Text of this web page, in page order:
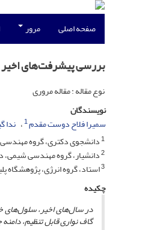
صفحه اصلی مرور
بررسی پیشرفت‌های
نوع مقاله : مقاله مروری
نویسندگان
سمیرا فلاح دوست مقدم1 ندا
1دانشجوی دکتری، گروه مهندسی
2دانشیار، گروه مهندسی شیمی،
3استاد، گروه انرژی، پژوهشگاه
چکیده
در سال‌های اخیر، سلول‌های
گاف نواری قابل تنظیم،